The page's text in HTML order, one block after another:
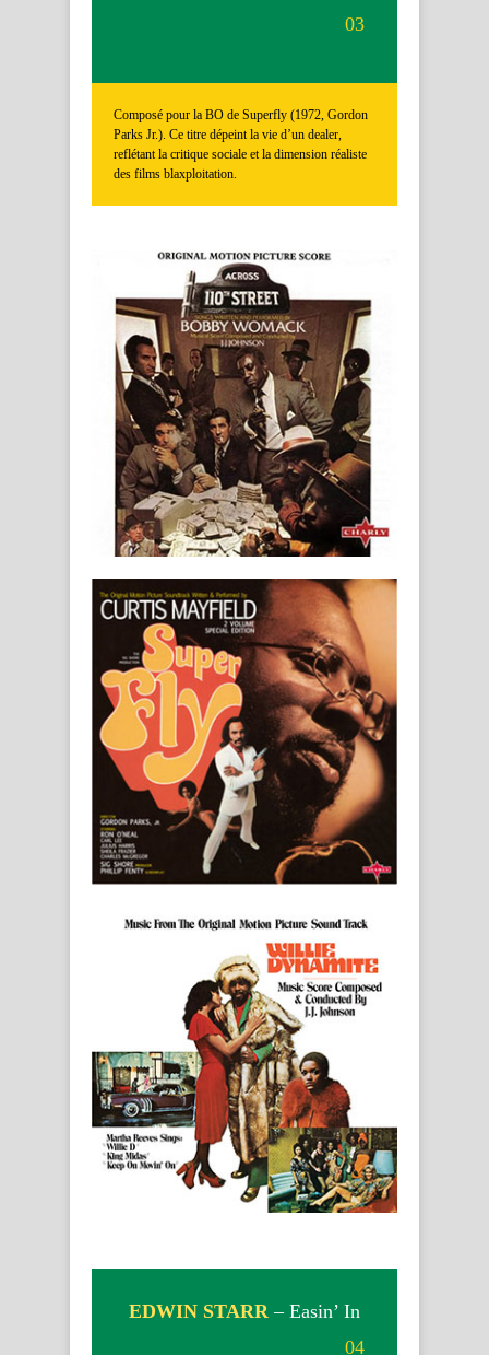
03
Composé pour la BO de Superfly (1972, Gordon
Parks Jr.). Ce titre dépeint la vie d’un dealer,
reflétant la critique sociale et la dimension réaliste
des films blaxploitation.
EDWIN STARR – Easin’ In
04